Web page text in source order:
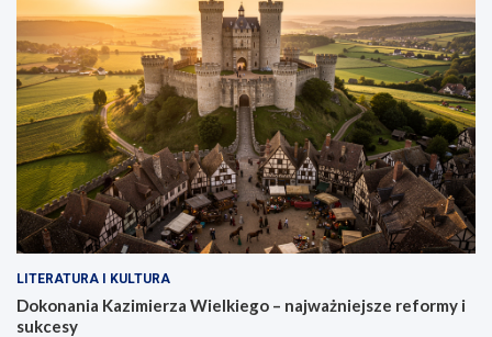
LITERATURA I KULTURA
Dokonania Kazimierza Wielkiego – najważniejsze reformy i
sukcesy